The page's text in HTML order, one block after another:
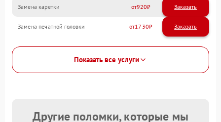
Замена каретки 920
Замена печатной головки 1730
Показать все услуги
Другие поломки, которые мы